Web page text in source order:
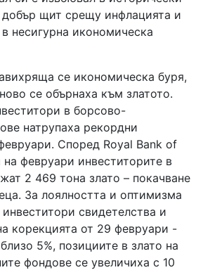
щит срещу инфлацията и
несигурна икономическа
се икономическа буря,
се обърнаха към златото.
в борсово-
натрупаха рекордни
Според Royal Bank of
февруари инвеститорите в
2 469 тона злато – покачване
За лоялността и оптимизма
свидетелства и
корекцията от 29 февруари -
5%, позициите в злато на
фондове се увеличиха с 10